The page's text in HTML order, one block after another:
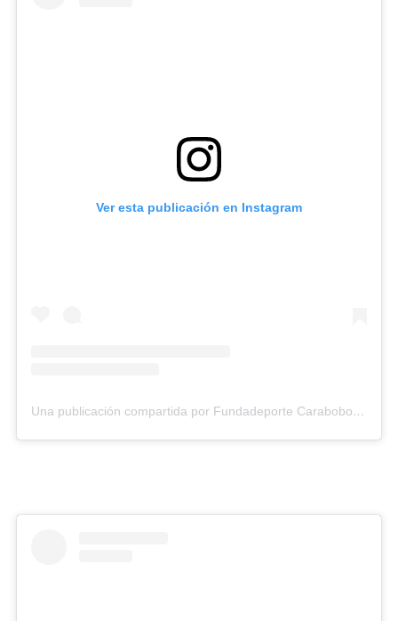
Ver esta publicación en Instagram
Una publicación compartida por Fundadeporte Carabobo (@fundadeporte)